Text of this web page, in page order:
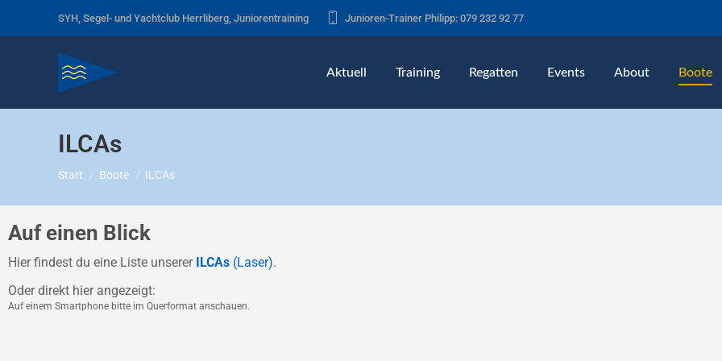
SYH, Segel- und Yachtclub Herrliberg, Juniorentraining Junioren-Trainer Philipp: 079 232 92 77
Aktuell Training Regatten Events About Boote
ILCAs
Start Boote ILCAs
Auf einen Blick
Hier findest du eine Liste unserer ILCAs (Laser).
Oder direkt hier angezeigt:
Auf einem Smartphone bitte im Querformat anschauen.